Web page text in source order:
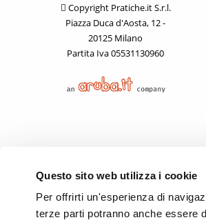
Questo sito web utilizza i cookie
Per offrirti un'esperienza di
terze parti potranno anche essere
Copyright Pratiche.it S.r.l.
Piazza Duca d'Aosta, 12 -
20125 Milano
Partita Iva 05531130960